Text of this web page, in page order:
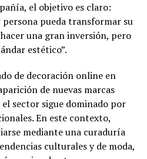
el objetivo es claro:
persona pueda transformar su
una gran inversión, pero
estético”.
de decoración online en
de nuevas marcas
sector sigue dominado por
En este contexto,
mediante una curaduría
culturales y de moda,